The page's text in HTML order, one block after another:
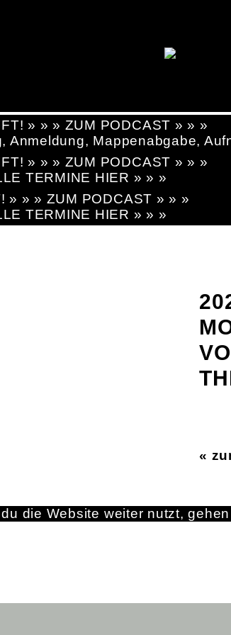
» » » ZUM PODCAST » » »
Anmeldung, Mappenabgabe,
» » » ZUM PODCAST » » »
TERMINE HIER » » »
» » » ZUM PODCAST » » »
TERMINE HIER » » »
«
die Website weiter nutzt,